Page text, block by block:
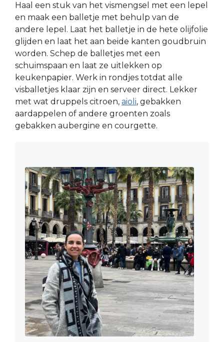
Haal een stuk van het vismengsel met een lepel
en maak een balletje met behulp van de
andere lepel. Laat het balletje in de hete olijfolie
glijden en laat het aan beide kanten goudbruin
worden. Schep de balletjes met een
schuimspaan en laat ze uitlekken op
keukenpapier. Werk in rondjes totdat alle
visballetjes klaar zijn en serveer direct. Lekker
met wat druppels citroen, aioli, gebakken
aardappelen of andere groenten zoals
gebakken aubergine en courgette.